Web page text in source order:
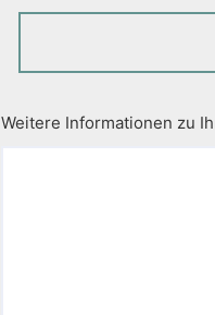
Weitere Informationen zu